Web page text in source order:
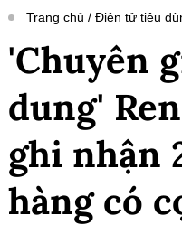
Trang chủ Điện tử tiêu
'Chuyên
dung'
ghi nhận
hàng có